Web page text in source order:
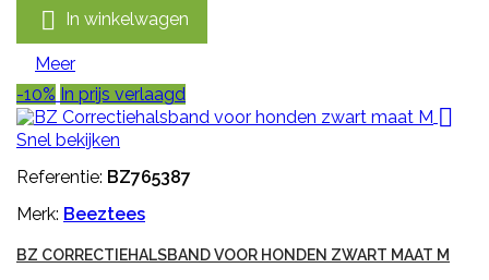
 In winkelwagen
Meer
-10% In prijs verlaagd

Snel bekijken
Referentie: BZ765387
Merk: Beeztees
BZ CORRECTIEHALSBAND VOOR HONDEN ZWART MAAT M